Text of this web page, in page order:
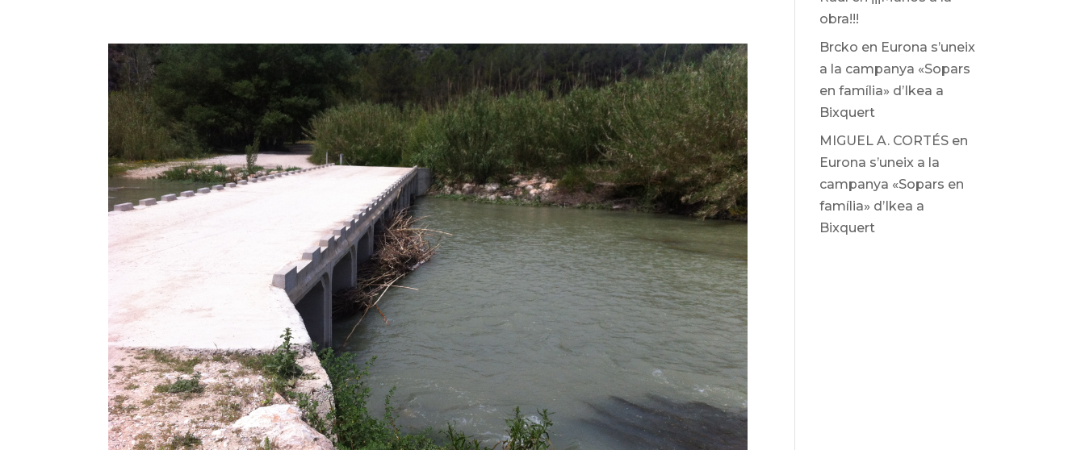
obra!!!
Brcko en Eurona s’uneix
a la campanya «Sopars
en família» d’Ikea ​​a
Bixquert
MIGUEL A. CORTÉS en
Eurona s’uneix a la
campanya «Sopars en
família» d’Ikea ​​a
Bixquert